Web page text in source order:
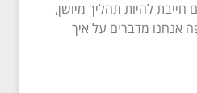
להיות תהליך מיושן,
זה 2024, ופה אנחנו מדברים על איך